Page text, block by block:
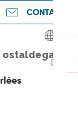
CONTACTEZ-